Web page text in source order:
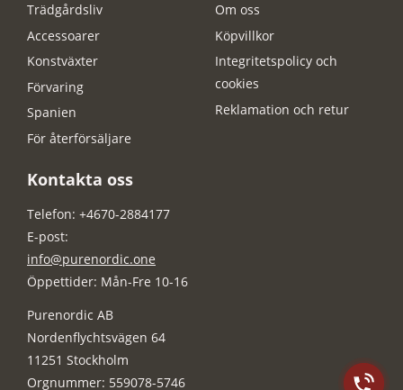
Trädgårdsliv
Accessoarer
Konstväxter
Förvaring
Spanien
För återförsäljare
Om oss
Köpvillkor
Integritetspolicy och
cookies
Reklamation och retur
Kontakta oss
Telefon: +4670-2884177
E-post:
info@purenordic.one
Öppettider: Mån-Fre 10-16
Purenordic AB
Nordenflychtsvägen 64
11251 Stockholm
Orgnummer: 559078-5746